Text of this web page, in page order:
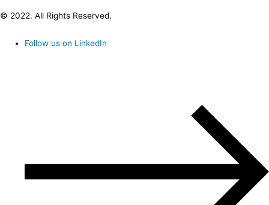
© 2022. All Rights Reserved.
Follow us on LinkedIn